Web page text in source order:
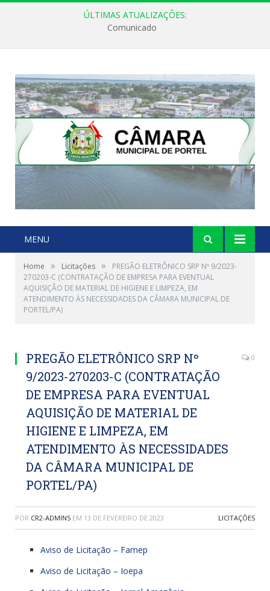
ÚLTIMAS ATUALIZAÇÕES:
Comunicado
MENU
Home » Licitações »
PREGÃO ELETRÔNICO SRP Nº 9/2023-
270203-C (CONTRATAÇÃO DE EMPRESA PARA EVENTUAL
AQUISIÇÃO DE MATERIAL DE HIGIENE E LIMPEZA, EM
ATENDIMENTO ÀS NECESSIDADES DA CÂMARA MUNICIPAL DE
PORTEL/PA)
PREGÃO ELETRÔNICO SRP Nº
9/2023-270203-C (CONTRATAÇÃO
DE EMPRESA PARA EVENTUAL
AQUISIÇÃO DE MATERIAL DE
HIGIENE E LIMPEZA, EM
ATENDIMENTO ÀS NECESSIDADES
DA CÂMARA MUNICIPAL DE
PORTEL/PA)
0
POR CR2-ADMIN5 EM 13 DE FEVEREIRO DE 2023 LICITAÇÕES
Aviso de Licitação – Famep
Aviso de Licitação – Ioepa